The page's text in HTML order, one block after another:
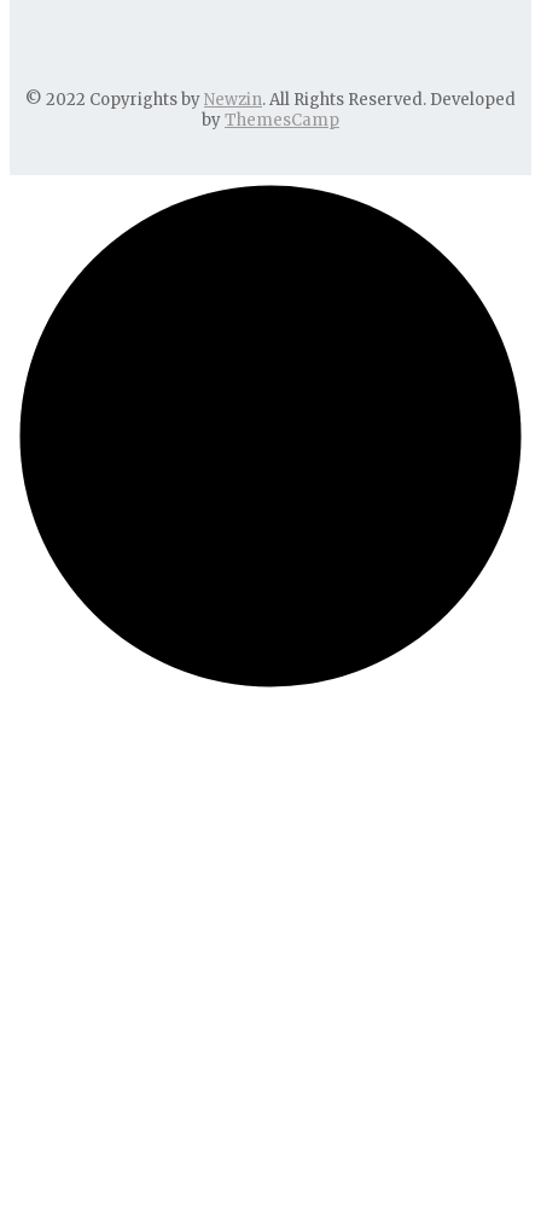
© 2022 Copyrights byNewzin. All Rights Reserved. Developed
byThemesCamp